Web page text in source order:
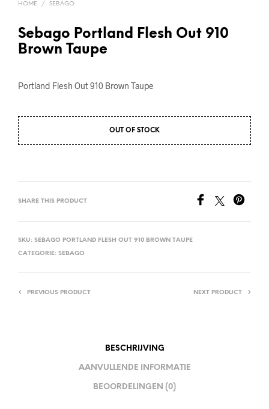
HOME / SEBAGO
Sebago Portland Flesh Out 910
Brown Taupe
Portland Flesh Out 910 Brown Taupe
OUT OF STOCK
SHARE THIS PRODUCT
SKU: SEBAGO PORTLAND FLESH OUT 910 BROWN TAUPE
CATEGORIE: SEBAGO
PREVIOUS PRODUCT NEXT PRODUCT
BESCHRIJVING
AANVULLENDE INFORMATIE
BEOORDELINGEN (0)